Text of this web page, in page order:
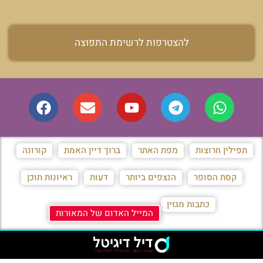
להצטרפות לרשימת התפוצה
תפילין חרוצות מפת האתר ברוך דיין האמת קורונה
קסת הסופר הנצפים ביותר דעות ראיונות תוכן
כתבות מגזין
המייל האדום של המאורות